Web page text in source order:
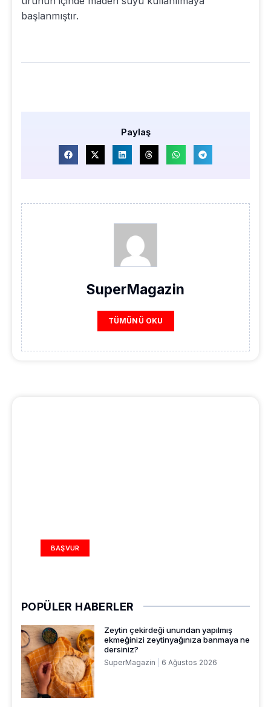
başlanmıştır.
Paylaş
SuperMagazin
TÜMÜNÜ OKU
BAŞVUR
POPÜLER HABERLER
Zeytin çekirdeği unundan yapılmış
ekmeğinizi zeytinyağınıza banmaya ne
dersiniz?
SuperMagazin 6 Ağustos 2026